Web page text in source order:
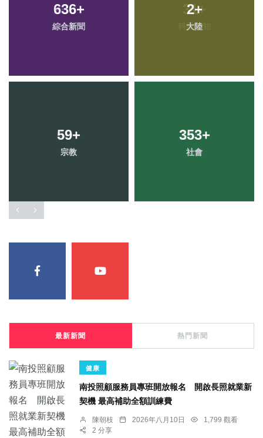
636+
綜合新聞
2+
大陸
59+
宗教
353+
社會
最新新聞 熱門新聞
健康
南投照顧服務員專班開放報名 開啟長照就業新
契機 最高補助全額訓練費
陳朝枝 2026年八月10日
1,799 觀看
2 分享